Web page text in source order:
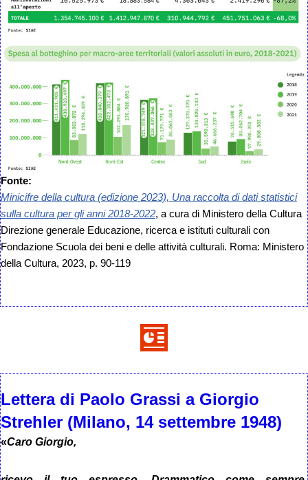
Fonte:
Minicifre della cultura (edizione 2023), Una raccolta di dati statistici
sulla cultura per gli anni 2018-2022, a cura di Ministero della Cultura
Direzione generale Educazione, ricerca e istituti culturali con
Fondazione Scuola dei beni e delle attività culturali. Roma: Ministero
della Cultura, 2023, p. 90-119
Lettera di Paolo Grassi a Giorgio
Strehler (Milano, 14 settembre 1948)
«Caro Giorgio,